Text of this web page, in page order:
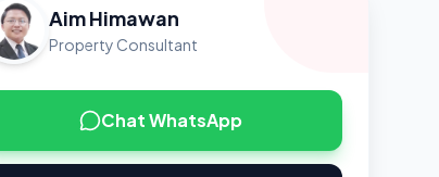
Aim Himawan
Property Consultant
Chat WhatsApp